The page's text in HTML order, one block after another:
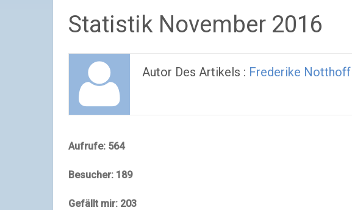
Statistik November 2016
Autor Des Artikels : Frederike Notthoff
Aufrufe: 564
Besucher: 189
Gefällt mir: 203